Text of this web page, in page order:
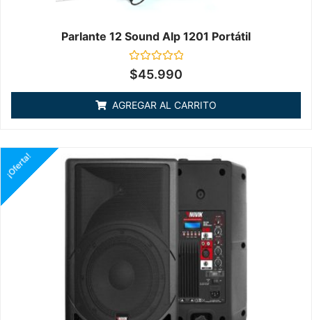
Parlante 12 Sound Alp 1201 Portátil
Valorado
en
de
5
$45.990
AGREGAR AL CARRITO
¡Oferta!